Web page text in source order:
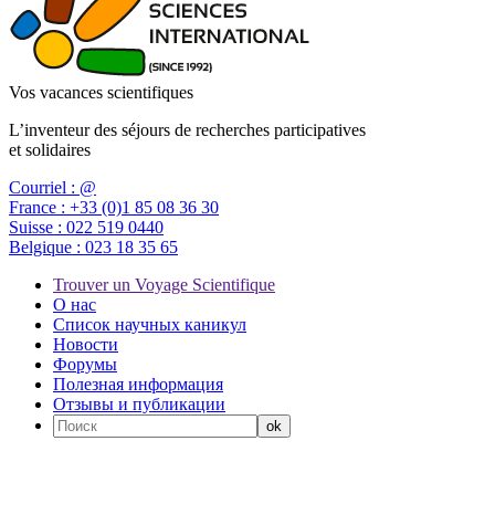
Vos vacances scientifiques
L’inventeur des séjours de recherches participatives
et solidaires
Courriel : @
France : +33 (0)1 85 08 36 30
Suisse : 022 519 0440
Belgique : 023 18 35 65
Trouver un Voyage Scientifique
О нас
Список научных каникул
Новости
Форумы
Полезная информация
Отзывы и публикации